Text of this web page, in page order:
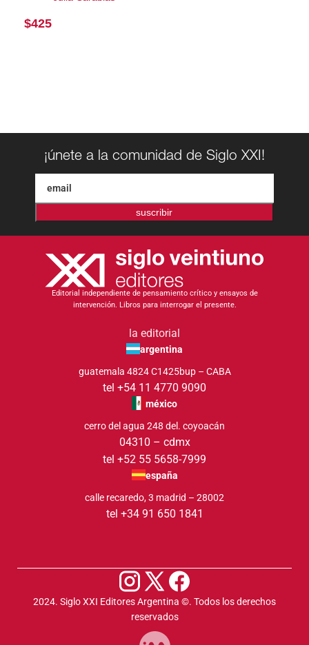
$425
¡únete a la comunidad de Siglo XXI!
suscribir
Editorial independiente de pensamiento crítico y ensayos de
intervención. Libros para interrogar el presente.
la editorial
argentina
guatemala 4824 C1425bup – CABA
tel +54 11 4770 9090
méxico
cerro del agua 248 del. coyoacán
04310 – cdmx
tel +52 55 5658-7999
españa
calle recaredo, 3 madrid – 28002
tel +34 91 650 1841
2024. Siglo XXI Editores Argentina ©️. Todos los derechos
reservados